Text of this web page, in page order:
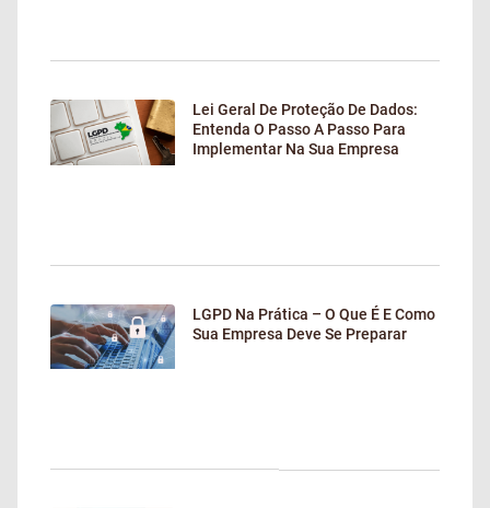
Lei Geral De Proteção De Dados:
Entenda O Passo A Passo Para
Implementar Na Sua Empresa
LGPD Na Prática – O Que É E Como
Sua Empresa Deve Se Preparar